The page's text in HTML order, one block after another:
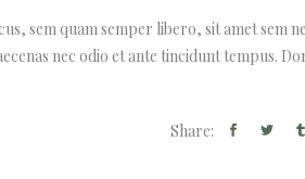
sem quam semper libero, sit amet sem
nec odio et ante tincidunt tempus.
Share: